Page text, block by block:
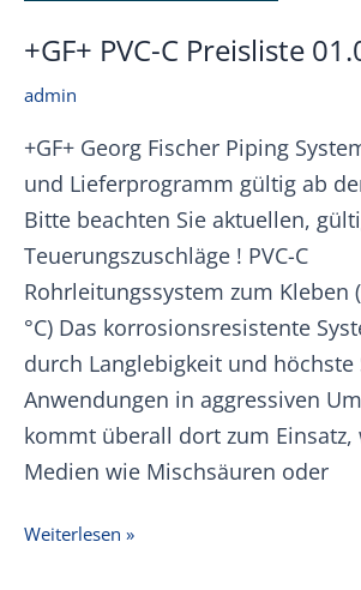
+GF+ PVC-C Preisliste
admin
+GF+ Georg Fischer Piping
und Lieferprogramm gültig ab
Bitte beachten Sie aktuellen,
Teuerungszuschläge ! PVC-C
Rohrleitungssystem zum Kleben
°C) Das korrosionsresistente
durch Langlebigkeit und höchste
Anwendungen in aggressiven
kommt überall dort zum Einsatz,
Medien wie Mischsäuren oder
+GF+
Weiterlesen »